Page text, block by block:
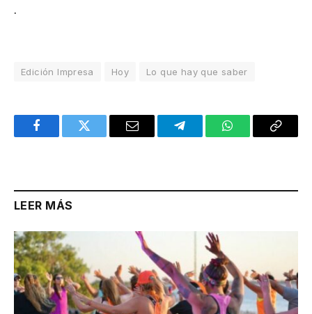
.
Edición Impresa Hoy Lo que hay que saber
FacebookTwitter Email TelegramWhatsAppCopy
LEER MÁS